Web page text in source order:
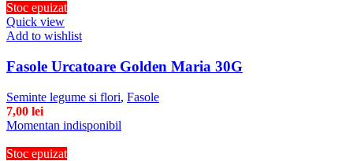
Stoc epuizat
Quick view
Add to wishlist
Fasole Urcatoare Golden Maria 30G
Seminte legume si flori, Fasole
7,00 lei
Momentan indisponibil
Stoc epuizat